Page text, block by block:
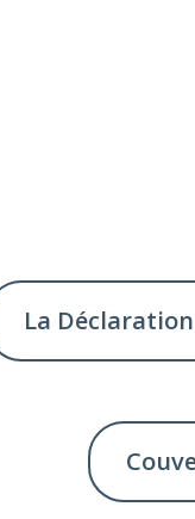
La